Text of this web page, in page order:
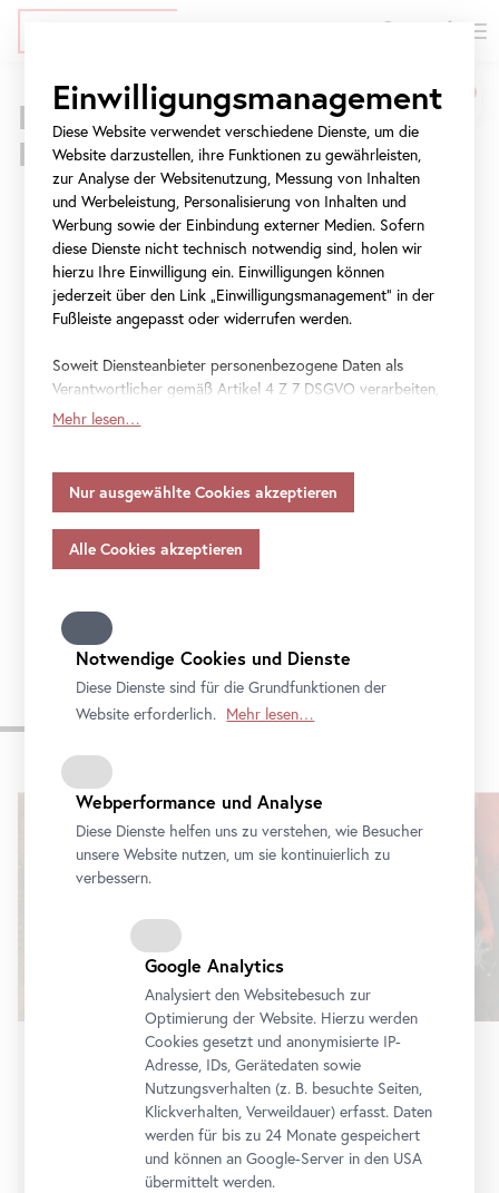
zum
Inhalt
Meta-
Navigation
springen
Navigation
springen
Belvedere
Museum
Wien
Österreichische
Galerie
Belvedere
Oberes Belvedere
Heute 9 bis 19 Uhr Besuch planen
Unteres Belvedere
Heute 10 bis 18 Uhr Besuch planen
Belvedere 21
Heute 11 bis 18 Uhr Besuch planen
Drei Standorte – 800 Jahre
Kunstgeschichte
Es gibt immer gute Gründe, dasBelvedere
zu entdecken. Neben der
berühmtenSammlung mit demKussvon
Gustav Klimt erwarten Sie
Sonderausstellungen an allen drei
Erleben Sie ein vielseitigesProgrammund
einen anregenden Austausch bei Führungen,
Workshops und inklusiven Angeboten sowie
bei Veranstaltungen imBlickle Kino
Sie mit der ReiheCommunity Outreach
Nachbarschaft und werden Sie Teil des
Program. Schauen Sie vorbei!
Aktuelle Ausstellungen
überspringen
Dauerausstellung • Oberes Belvedere
Schau!
Die Sammlung Belvedere von Cranach bis
Lassnig
Einwilligungsmanagement
Diese Website verwendet verschiedene Dienste, um die
Website darzustellen, ihre Funktionen zu gewährleisten,
zur Analyse der Websitenutzung, Messung von Inhalten
und Werbeleistung, Personalisierung von Inhalten und
Werbung sowie der Einbindung externer Medien. Sofern
diese Dienste nicht technisch notwendig sind, holen wir
hierzu Ihre Einwilligung ein. Einwilligungen können
jederzeit über den Link „Einwilligungsmanagement“ in der
Fußleiste angepasst oder widerrufen werden.
Soweit Diensteanbieter personenbezogene Daten als
Verantwortlicher gemäß Artikel 4 Z 7 DSGVO verarbeiten,
gilt Ihre Einwilligung auch für die Weitergabe an den
Daten in Staaten ohne Vorliegen eines
Angemessenheitsbeschlusses gem.Art
und ohne geeignete Garantien gem.
übermitteln, so gilt Ihre Einwilligung auch hierfür.
Funktionen unseres
stehen, wenn Sie nicht alle Zwecke zulassen. Weitere
Informationen zum Datenschutz, Ihren Rechten und
Kontaktdaten des Verantwortlichen und der
Datenschutzbeauftragten finden Sie in unserer
Mehr lesen…
Notwendige Cookies und Dienste
Diese Dienste sind für die Grundfunktionen der
Website erforderlich. Mehr lesen…
Webperformance und Analyse
Diese Dienste helfen uns zu verstehen, wie Besucher
unsere Website nutzen, um sie kontinuierlich zu
verbessern.
Google Analytics
Analysiert den Websitebesuch zur
Optimierung der Website. Hierzu werden
Cookies gesetzt und anonymisierte IP-
Adresse, IDs, Gerätedaten sowie
Nutzungsverhalten (z. B. besuchte Seiten,
Klickverhalten, Verweildauer) erfasst. Daten
werden für bis zu 24 Monate gespeichert
und können an Google-Server in den USA
übermittelt werden.